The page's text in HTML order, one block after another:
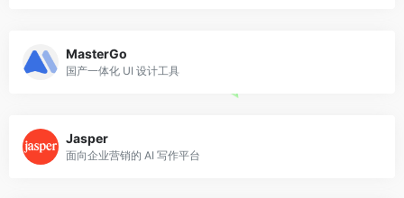
MasterGo
国产一体化 UI 设计工具
Jasper
面向企业营销的 AI 写作平台